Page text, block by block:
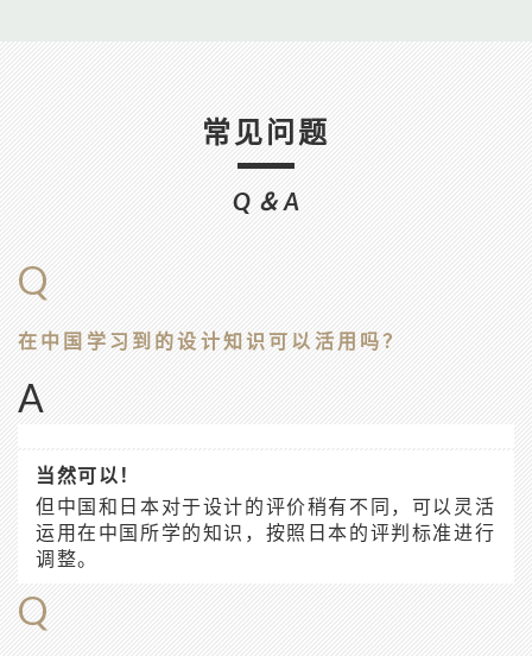
常见问题
Q＆A
Q
在中国学习到的设计知识可以活用吗？
A
当然可以！
但中国和日本对于设计的评价稍有不同，可以灵活
运用在中国所学的知识，按照日本的评判标准进行
调整。
Q